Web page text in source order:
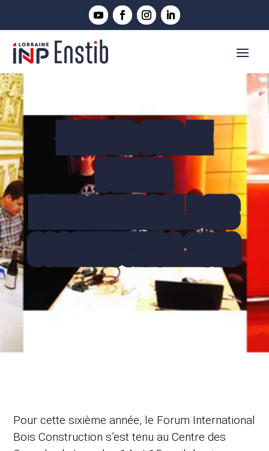
RETOUR SUR LE
INTERNATIONAL BOIS
CONSTRUCTION 2016
Pour cette sixième année, le Forum International
Bois Construction s’est tenu au Centre des